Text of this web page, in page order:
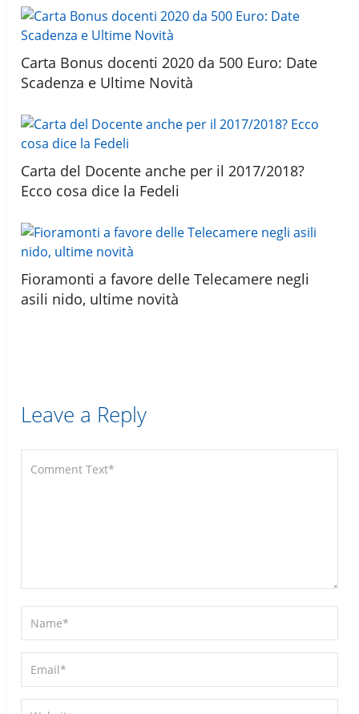
Carta Bonus docenti 2020 da 500 Euro: Date
Scadenza e Ultime Novità
Carta del Docente anche per il 2017/2018?
Ecco cosa dice la Fedeli
Fioramonti a favore delle Telecamere negli
asili nido, ultime novità
Leave a Reply